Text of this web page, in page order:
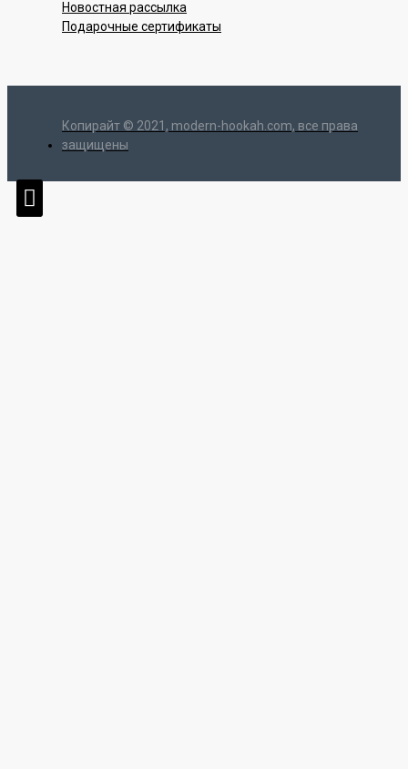
Новостная рассылка
Подарочные сертификаты
Копирайт © 2021, modern-hookah.com, все права
защищены